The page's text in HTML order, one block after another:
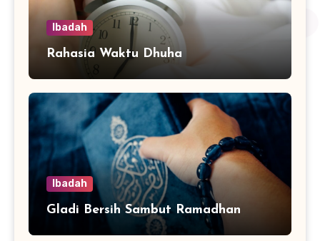
Ibadah
Rahasia Waktu Dhuha
Ibadah
Gladi Bersih Sambut Ramadhan